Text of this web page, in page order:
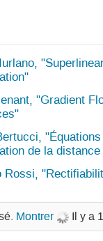
"Gradient
de la
Rossi,
Montrer Il y a